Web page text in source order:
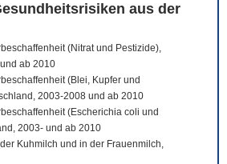
aus der
(Nitrat und Pestizide),
ab 2010
(Blei, Kupfer und
2003-2008 und ab 2010
(Escherichia coli und
2003- und ab 2010
Kuhmilch und in der Frauenmilch,